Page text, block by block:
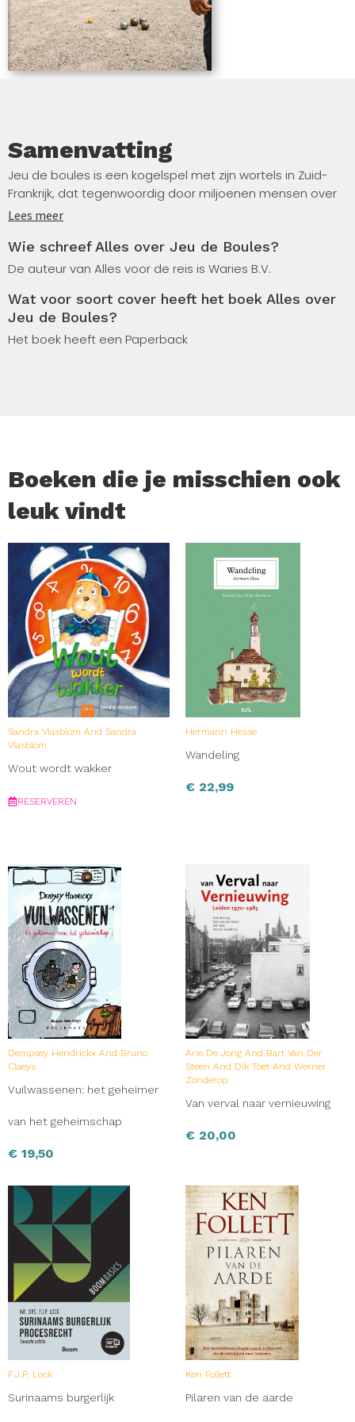
Samenvatting
Jeu de boules is een kogelspel met zijn wortels in Zuid-
Frankrijk, dat tegenwoordig door miljoenen mensen over
de hele wereld wordt gespeeld. Dit boek, samengesteld
helder overzicht van het spel in al zijn facetten. Je leest
over de geschiedenis en ontwikkeling van jeu de boules,
Daarnaast komen werptechnieken en tactische
strategieën aan bod, evenals de verschillende
Lees meer
Wie schreef Alles over Jeu de Boules?
De auteur van Alles voor de reis is Waries B.V.
Wat voor soort cover heeft het boek Alles over
Jeu de Boules?
Het boek heeft een Paperback
Boeken die je misschien ook
leuk vindt
Sandra Vlasblom And Sandra
Vlasblom
Wout wordt wakker
RESERVEREN
Hermann Hesse
Wandeling
€ 22,99
Dempsey Hendrickx And Bruno
Claeys
Vuilwassenen: het geheimer
van het geheimschap
€ 19,50
Arie De Jong And Bart Van Der
Steen And Dik Toet And Werner
Zonderop
Van verval naar vernieuwing
€ 20,00
F.J.P. Lock
Surinaams burgerlijk
Ken Follett
Pilaren van de aarde